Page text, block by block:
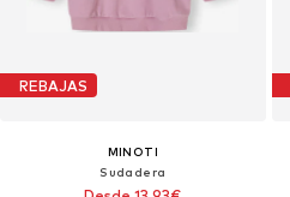
REBAJAS
MINOTI
Sudadera